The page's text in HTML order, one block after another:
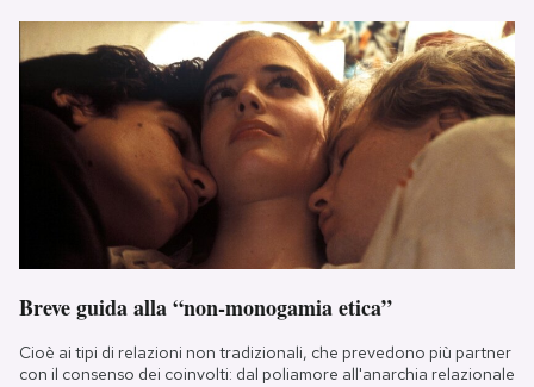
Breve guida alla “non-monogamia etica”
Cioè ai tipi di relazioni non tradizionali, che prevedono più partner
con il consenso dei coinvolti: dal poliamore all'anarchia relazionale